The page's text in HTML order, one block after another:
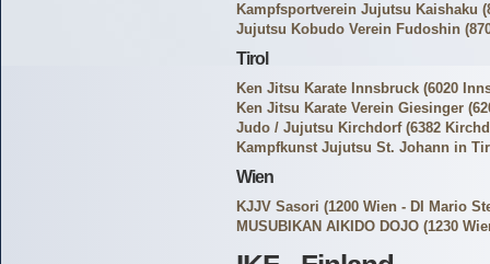
Kampfsportverein Jujutsu Kaishaku
Jujutsu Kobudo Verein Fudoshin
Tirol
Ken Jitsu Karate Innsbruck (6020
Ken Jitsu Karate Verein Giesinger
Judo / Jujutsu Kirchdorf(6382
Kampfkunst Jujutsu St. Johann in
Wien
KJJV Sasori (1200 Wien - DI Mario
MUSUBIKAN AIKIDO DOJO (1230